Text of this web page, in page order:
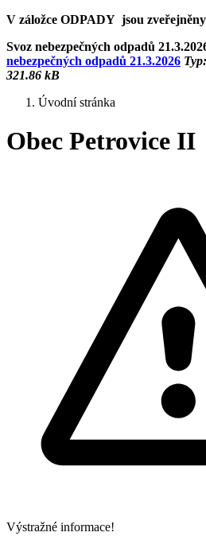
V záložce ODPADY jsou
Svoz nebezpečných odpadů
nebezpečných odpadů 21.3.2026
321.86 kB
Úvodní stránka
Obec Petrovice II
Výstražné informace!